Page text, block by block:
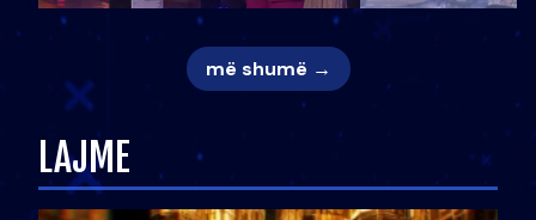
më shumë →
LAJME